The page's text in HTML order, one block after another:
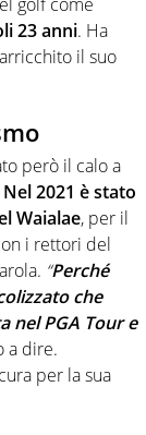
golf come
23 anni. Ha
il suo
però il calo a
Nel 2021 è stato
Waialae, per il
i rettori del
“Perché
che
nel PGA Tour e
a dire.
per la sua